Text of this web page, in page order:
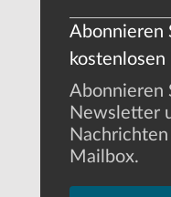
Abonnieren
Abonnieren
Newsletter
Mailbox.